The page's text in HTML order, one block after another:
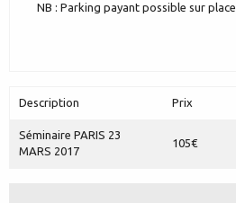
NB : Parking payant possible sur place
Description Prix
Séminaire PARIS 23
MARS 2017
105€